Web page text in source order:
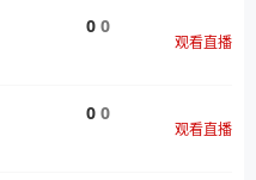
0 0
观看直播
0 0
观看直播